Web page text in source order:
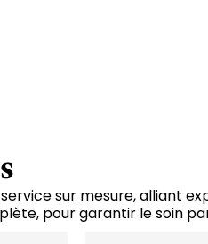
sur mesure, alliant
pour garantir le soin